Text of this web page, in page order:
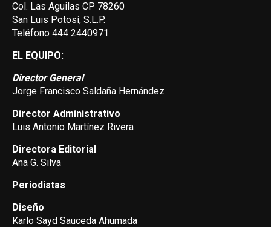
Col. Las Aguilas CP 78260
San Luis Potosí, S.L.P.
Teléfono 444 2440971
EL EQUIPO:
Director General
Jorge Francisco Saldaña Hernández
Director Administrativo
Luis Antonio Martínez Rivera
Directora Editorial
Ana G. Silva
Periodistas
Diseño
Karlo Sayd Sauceda Ahumada